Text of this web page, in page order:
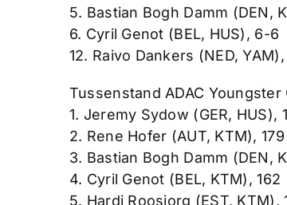
5. Bastian Bogh Damm (DEN,
6. Cyril Genot (BEL, HUS), 6-6
12. Raivo Dankers (NED,
Tussenstand ADAC Youngster
1. Jeremy Sydow (GER, HUS),
2. Rene Hofer (AUT, KTM), 179
3. Bastian Bogh Damm (DEN,
4. Cyril Genot (BEL, KTM), 162
5. Hardi Roosiorg (EST, KTM),